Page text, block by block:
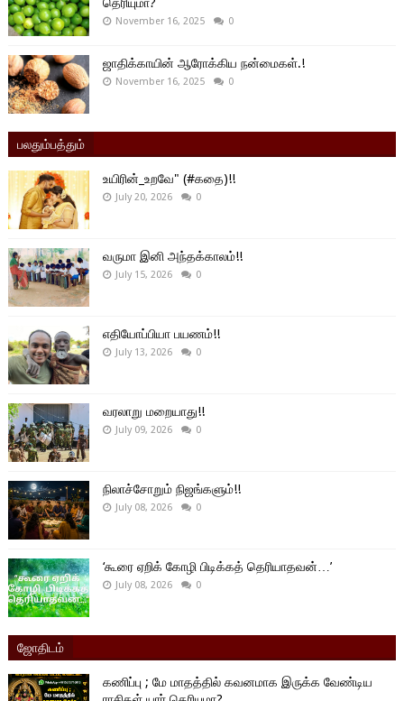
November 16, 2025 0
ஜாதிக்காயின் ஆரோக்கிய நன்மைகள்.!
November 16, 2025 0
பலதும்பத்தும்
உயிரின்_உறவே" (#கதை)!!
July 20, 2026 0
வருமா இனி அந்தக்காலம்!!
July 15, 2026 0
எதியோப்பியா பயணம்!!
July 13, 2026 0
வரலாறு மறையாது!!
July 09, 2026 0
நிலாச்சோறும் நிஜங்களும்!!
July 08, 2026 0
‘கூரை ஏறிக் கோழி பிடிக்கத் தெரியாதவன்…’
July 08, 2026 0
ஜோதிடம்
கணிப்பு ; மே மாதத்தில் கவனமாக இருக்க வேண்டிய